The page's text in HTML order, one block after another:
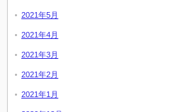
2021年5月
2021年4月
2021年3月
2021年2月
2021年1月